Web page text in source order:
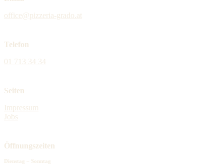
office@pizzeria-grado.at
Telefon
01 713 34 34
Seiten
Impressum
Jobs
Öffnungszeiten
Dienstag – Sonntag